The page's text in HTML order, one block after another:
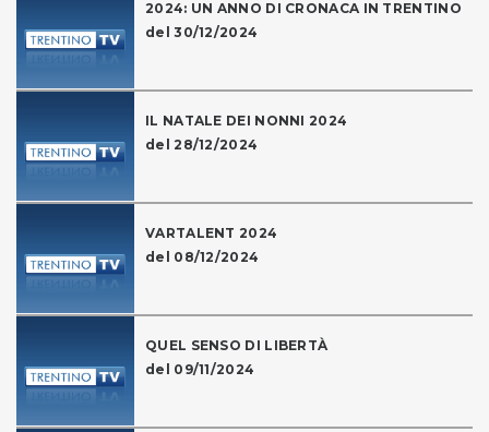
2024: UN ANNO DI CRONACA IN TRENTINO
del 30/12/2024
IL NATALE DEI NONNI 2024
del 28/12/2024
VARTALENT 2024
del 08/12/2024
QUEL SENSO DI LIBERTÀ
del 09/11/2024